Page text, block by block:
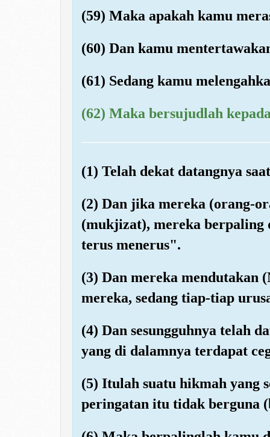
(59) Maka apakah kamu
(60) Dan kamu
(61) Sedang kamu
(62) Maka bersujudlah
(1) Telah dekat datangnya
(2) Dan jika mereka (orang-
(mukjizat), mereka
terus menerus".
(3) Dan mereka mendutakan
mereka, sedang tiap-tiap
(4) Dan sesungguhnya telah
yang di dalamnya terdapat
(5) Itulah suatu hikmah yang
peringatan itu tidak berguna